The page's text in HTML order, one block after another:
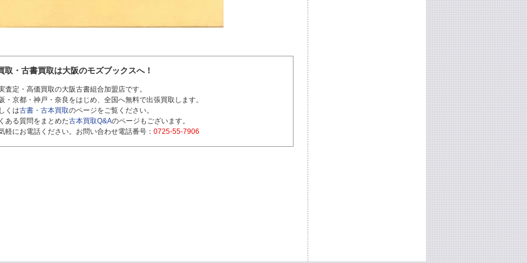
取・古書買取は大阪のモズブックスへ！
査定・高価買取の大阪古書組合加盟店です。
・京都・神戸・奈良をはじめ、全国へ無料で出張買取します。
くは古書・古本買取のページをご覧ください。
ある質問をまとめた古本買取Q&Aのページもございます。
軽にお電話ください。お問い合わせ電話番号： 0725-55-7906